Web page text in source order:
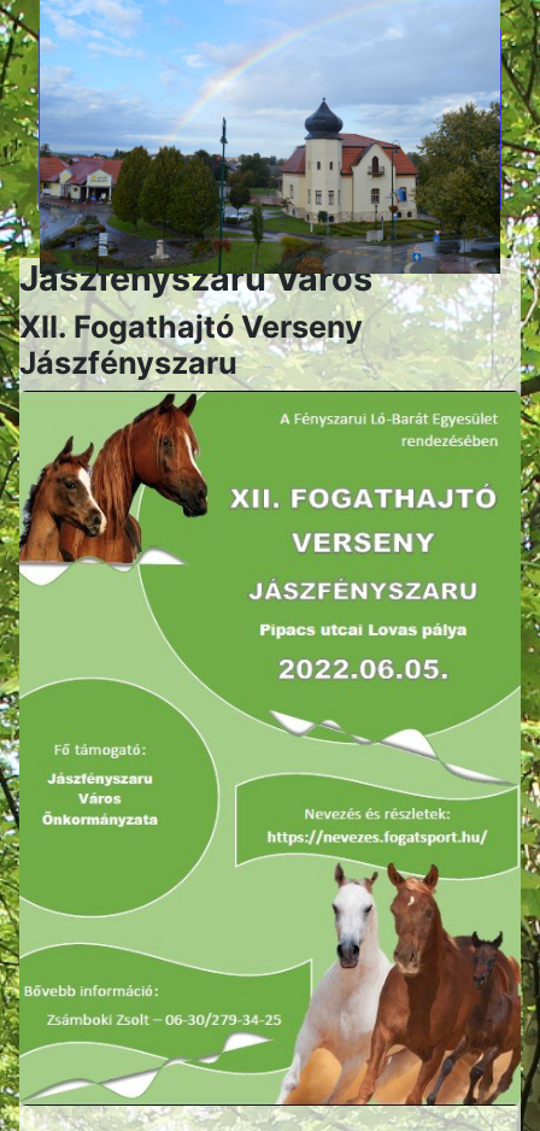
Jászfényszaru Város
XII. Fogathajtó Verseny
Jászfényszaru